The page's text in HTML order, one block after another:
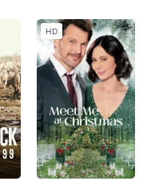
HD